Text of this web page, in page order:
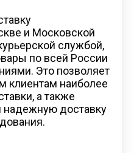
и Московской
службой,
по всей России
Это позволяет
клиентам наиболее
а также
надежную доставку